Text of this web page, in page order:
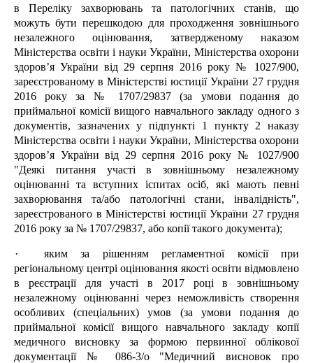
в Переліку захворювань та патологічних станів, що
можуть бути перешкодою для проходження зовнішнього
незалежного оцінювання, затвердженому наказом
Міністерства освіти і науки України, Міністерства охорони
здоров’я України від 29 серпня 2016 року № 1027/900,
зареєстрованому в Міністерстві юстиції України 27 грудня
2016 року за № 1707/29837 (за умови подання до
приймальної комісії вищого навчального закладу одного з
документів, зазначених у підпункті 1 пункту 2 наказу
Міністерства освіти і науки України, Міністерства охорони
здоров’я України від 29 серпня 2016 року № 1027/900
"Деякі питання участі в зовнішньому незалежному
оцінюванні та вступних іспитах осіб, які мають певні
захворювання та/або патологічні стани, інвалідність",
зареєстрованого в Міністерстві юстиції України 27 грудня
2016 року за № 1707/29837, або копії такого документа);
·
яким за рішенням регламентної комісії при
регіональному центрі оцінювання якості освіти відмовлено
в реєстрації для участі в 2017 році в зовнішньому
незалежному оцінюванні через неможливість створення
особливих (спеціальних) умов (за умови подання до
приймальної комісії вищого навчального закладу копії
медичного висновку за формою первинної облікової
документації № 086-3/о "Медичний висновок про